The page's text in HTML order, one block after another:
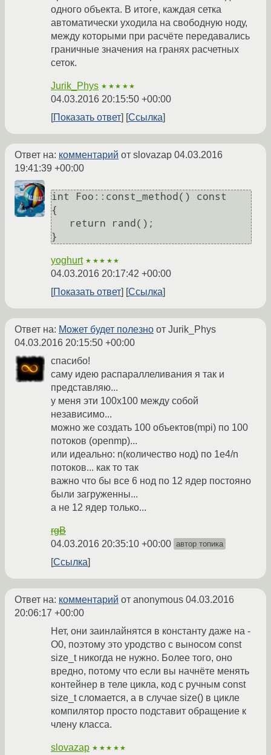
одного объекта. В итоге, каждая сетка
автоматически уходила на свободную ноду,
между которыми при расчёте передавались
граничные значения на гранях расчетных
сеток.
Jurik_Phys ★★★★★
04.03.2016 20:15:50 +00:00
Показать ответ
Ссылка
Ответ на: комментарий от slovazap 04.03.2016
19:41:39 +00:00
int Foo::const_method() const
{
yoghurt ★★★★★
04.03.2016 20:17:42 +00:00
Показать ответ
Ссылка
Ответ на: Может будет полезно от Jurik_Phys
04.03.2016 20:15:50 +00:00
спасибо!
саму идею распараллеливания я так и
представляю...
у меня эти 100x100 между собой
независимо...
можно же создать 100 объектов(mpi) по 100
потоков (openmp)...
или идеально: n(количество нод) по 1e4/n
потоков... как то так
важно что бы все 6 нод пo 12 ядер постояно
были загруженны...
а не 12 ядер только...
rgB
04.03.2016 20:35:10 +00:00 автор топика
Ссылка
Ответ на: комментарий от anonymous 04.03.2016
20:06:17 +00:00
Нет, они заинлайнятся в константу даже на -
O0, поэтому это уродство с выносом const
size_t никогда не нужно. Более того, оно
вредно, потому что если вы начнёте менять
контейнер в теле цикла, код с ручным const
size_t сломается, а в случае size() в цикле
компилятор просто подставит обращение к
члену класса.
slovazap ★★★★★